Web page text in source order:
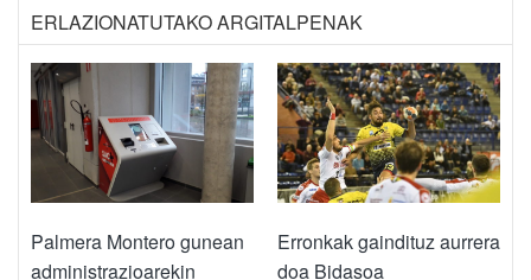
ERLAZIONATUTAKO ARGITALPENAK
Palmera Montero gunean
administrazioarekin
Erronkak gaindituz aurrera
doa Bidasoa